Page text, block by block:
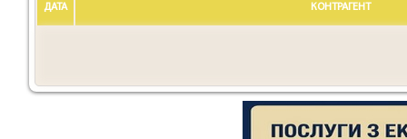
ДАТА КОНТРАГЕНТ